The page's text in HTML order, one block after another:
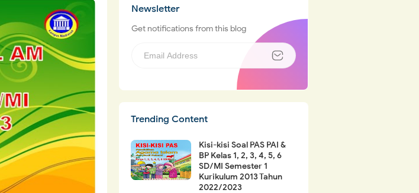
Newsletter
Get notifications from this blog
Trending Content
Kisi-kisi Soal PAS PAI &
BP Kelas 1, 2, 3, 4, 5, 6
SD/MI Semester 1
Kurikulum 2013 Tahun
2022/2023